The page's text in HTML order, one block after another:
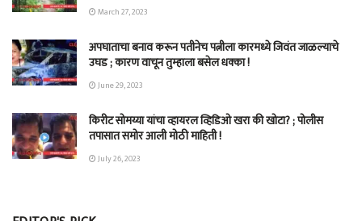
March 27, 2023
अपघाताचा बनाव करून पतीनेच‎ पत्नीला कारमध्ये जिवंत जाळल्याचे
उघड ; कारण वाचून तुम्हाला बसेल धक्का !
June 29, 2023
किरीट सोमय्या यांचा व्हायरल व्हिडिओ खरा की खोटा? ; पोलीस
तपासात समोर आली मोठी माहिती !
July 26, 2023